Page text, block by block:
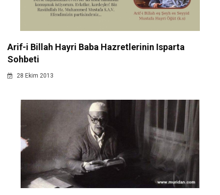
Arif-i Billah Hayri Baba Hazretlerinin Isparta
Sohbeti
28 Ekim 2013